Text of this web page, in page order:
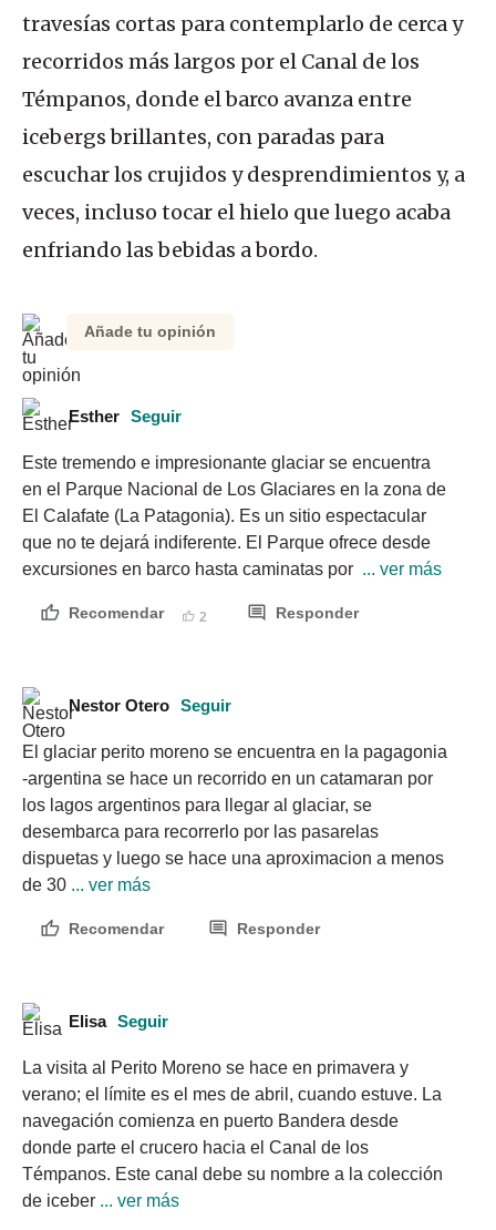
travesías cortas para contemplarlo de cerca y
recorridos más largos por el Canal de los
Témpanos, donde el barco avanza entre
icebergs brillantes, con paradas para
escuchar los crujidos y desprendimientos y, a
veces, incluso tocar el hielo que luego acaba
enfriando las bebidas a bordo.
Añade tu opinión
Esther Seguir
Este tremendo e impresionante glaciar se encuentra
en el Parque Nacional de Los Glaciares en la zona de
El Calafate (La Patagonia). Es un sitio espectacular
que no te dejará indiferente. El Parque ofrece desde
excursiones en barco hasta caminatas por ... ver más
Recomendar 2 Responder
Nestor Otero Seguir
El glaciar perito moreno se encuentra en la pagagonia
-argentina se hace un recorrido en un catamaran por
los lagos argentinos para llegar al glaciar, se
desembarca para recorrerlo por las pasarelas
dispuetas y luego se hace una aproximacion a menos
de 30 ... ver más
Recomendar Responder
Elisa Seguir
La visita al Perito Moreno se hace en primavera y
verano; el límite es el mes de abril, cuando estuve. La
navegación comienza en puerto Bandera desde
donde parte el crucero hacia el Canal de los
Témpanos. Este canal debe su nombre a la colección
de iceber ... ver más